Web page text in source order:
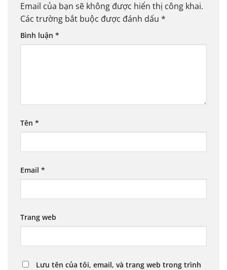
Email của bạn sẽ không được hiển thị công khai.
Các trường bắt buộc được đánh dấu *
Bình luận *
Tên *
Email *
Trang web
Lưu tên của tôi, email, và trang web trong trình